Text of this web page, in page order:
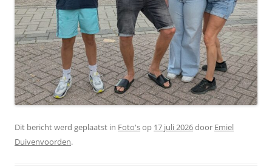
Dit bericht werd geplaatst in Foto'sop 17 juli 2026door Emiel
Duivenvoorden.